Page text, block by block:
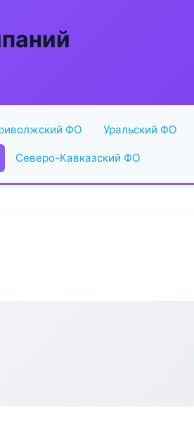
ФО Уральский ФО
Северо-Кавказский ФО